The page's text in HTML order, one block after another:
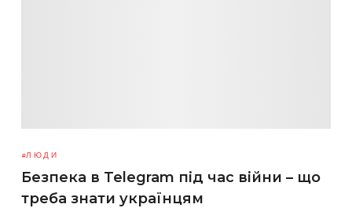
ЛЮДИ
Безпека в Telegram під час війни – що
треба знати українцям